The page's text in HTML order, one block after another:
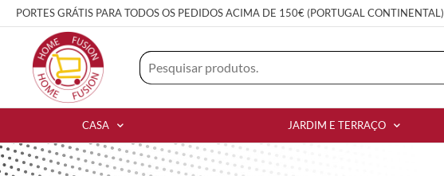
PORTES GRÁTIS PARA TODOS OS PEDIDOS ACIMA DE 150€ (PORTUGAL CONTINENTAL)
CASA JARDIM E TERRAÇO